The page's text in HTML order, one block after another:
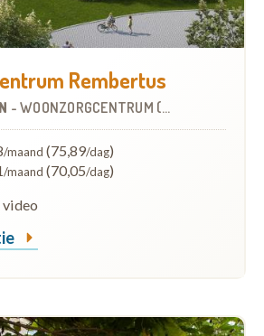
Rembertus
- WOONZORGCENTRUM (WZC)
/maand (75,89/dag)
/maand (70,05/dag)
video